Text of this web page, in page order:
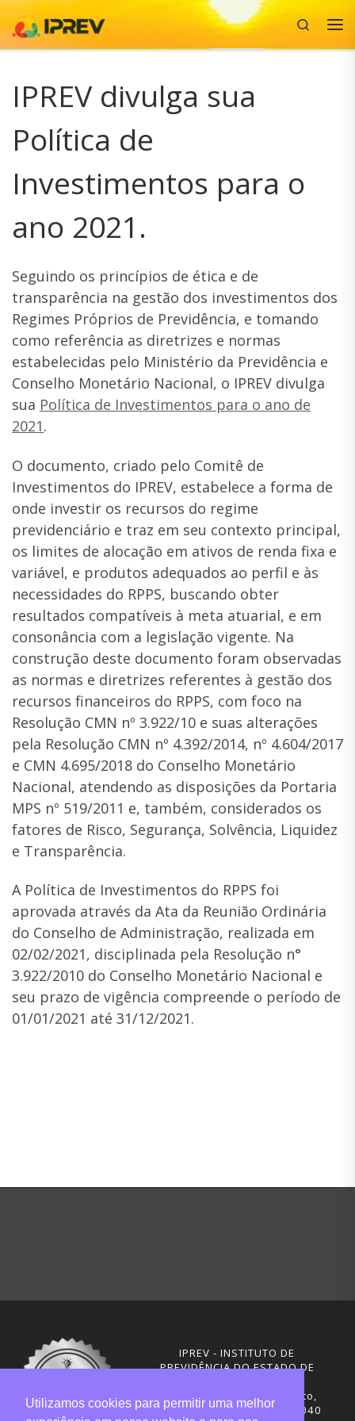
Skip to content
Search
IPREV divulga sua
Política de
Investimentos para o
ano 2021.
Seguindo os princípios de ética e de
transparência na gestão dos investimentos dos
Regimes Próprios de Previdência, e tomando
como referência as diretrizes e normas
estabelecidas pelo Ministério da Previdência e
Conselho Monetário Nacional, o IPREV divulga
sua Política de Investimentos para o ano de
2021.
O documento, criado pelo Comitê de
Investimentos do IPREV, estabelece a forma de
onde investir os recursos do regime
previdenciário e traz em seu contexto principal,
os limites de alocação em ativos de renda fixa e
variável, e produtos adequados ao perfil e às
necessidades do RPPS, buscando obter
resultados compatíveis à meta atuarial, e em
consonância com a legislação vigente. Na
construção deste documento foram observadas
as normas e diretrizes referentes à gestão dos
recursos financeiros do RPPS, com foco na
Resolução CMN nº 3.922/10 e suas alterações
pela Resolução CMN nº 4.392/2014, nº 4.604/2017
e CMN 4.695/2018 do Conselho Monetário
Nacional, atendendo as disposições da Portaria
MPS nº 519/2011 e, também, considerados os
fatores de Risco, Segurança, Solvência, Liquidez
e Transparência.
A Política de Investimentos do RPPS foi
aprovada através da Ata da Reunião Ordinária
do Conselho de Administração, realizada em
02/02/2021, disciplinada pela Resolução n°
3.922/2010 do Conselho Monetário Nacional e
seu prazo de vigência compreende o período de
01/01/2021 até 31/12/2021.
IPREV - INSTITUTO DE
PREVIDÊNCIA DO ESTADO DE
Rua Visconde de Ouro Preto,
291 – Centro - CEP: 88020-040
Utilizamos cookies para permitir uma melhor